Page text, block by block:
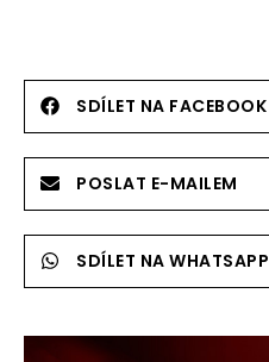
SDÍLET NA FACEBOOK
POSLAT E-MAILEM
SDÍLET NA WHATSAPP